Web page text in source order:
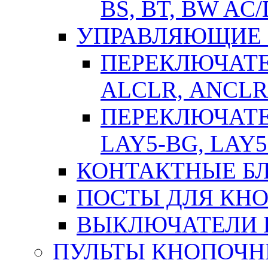
BS, BT, BW AC/
УПРАВЛЯЮЩИЕ
АLСLR, АNСLR
LAY5-BG,
КОНТАКТНЫЕ
ПОСТЫ ДЛЯ
ВЫКЛЮЧАТЕЛИ
ПУЛЬТЫ